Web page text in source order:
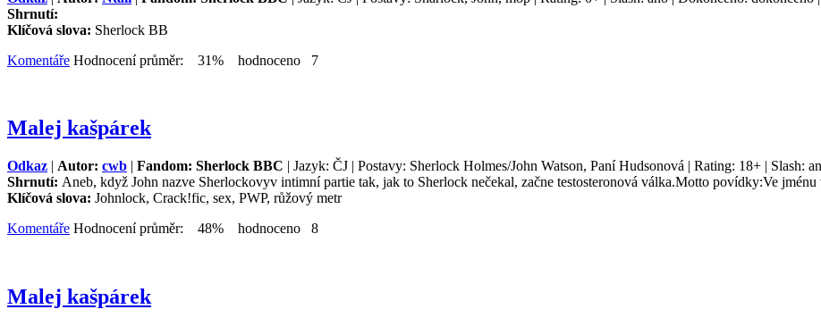
Shrnutí:
Klíčová slova: Sherlock BB
Komentáře Hodnocení průměr: 31% hodnoceno 7
Malej kašpárek
Odkaz | Autor: cwb | Fandom: Sherlock BBC | Jazyk: ČJ | Postavy: Sherlock Holmes/John Watson, Paní Hudsonová | Rating: 18+ | Slash:
Shrnutí: Aneb, když John nazve Sherlockovyv intimní partie tak, jak to Sherlock nečekal, začne testosteronová válka.Motto povídky:Ve jménu
Klíčová slova: Johnlock, Crack!fic, sex, PWP, růžový metr
Komentáře Hodnocení průměr: 48% hodnoceno 8
Malej kašpárek